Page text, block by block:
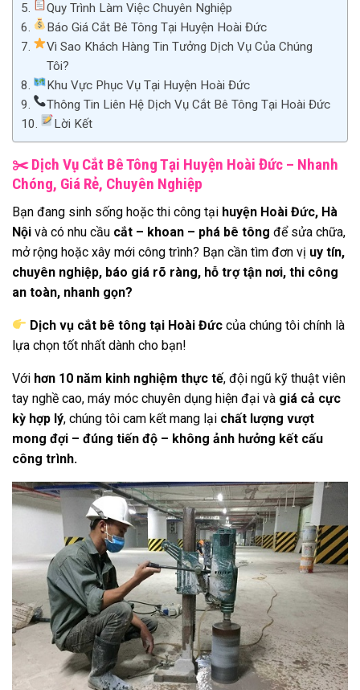
Quy Trình Làm Việc Chuyên Nghiệp
Báo Giá Cắt Bê Tông Tại Huyện Hoài Đức
Vì Sao Khách Hàng Tin Tưởng Dịch Vụ Của Chúng
Tôi?
Khu Vực Phục Vụ Tại Huyện Hoài Đức
Thông Tin Liên Hệ Dịch Vụ Cắt Bê Tông Tại Hoài Đức
Lời Kết
✂️ Dịch Vụ Cắt Bê Tông Tại Huyện Hoài Đức – Nhanh
Chóng, Giá Rẻ, Chuyên Nghiệp
Bạn đang sinh sống hoặc thi công tại huyện Hoài Đức, Hà
Nội và có nhu cầu cắt – khoan – phá bê tông để sửa chữa,
mở rộng hoặc xây mới công trình? Bạn cần tìm đơn vị uy tín,
chuyên nghiệp, báo giá rõ ràng, hỗ trợ tận nơi, thi công
an toàn, nhanh gọn?
Dịch vụ cắt bê tông tại Hoài Đức của chúng tôi chính là
lựa chọn tốt nhất dành cho bạn!
Với hơn 10 năm kinh nghiệm thực tế, đội ngũ kỹ thuật viên
tay nghề cao, máy móc chuyên dụng hiện đại và giá cả cực
kỳ hợp lý, chúng tôi cam kết mang lại chất lượng vượt
mong đợi – đúng tiến độ – không ảnh hưởng kết cấu
công trình.